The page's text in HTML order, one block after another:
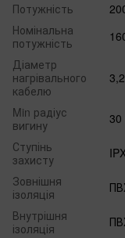
Потужність
Номінальна
потужність
Діаметр
нагрівального
кабелю
Min радіус
вигину
Ступінь
захисту
Зовнішня
ізоляція
Внутрішня
ізоляція